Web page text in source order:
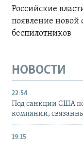
Российские
появление
беспилотников
НОВОСТИ
22:54
Под санкции США
компании,
19:15